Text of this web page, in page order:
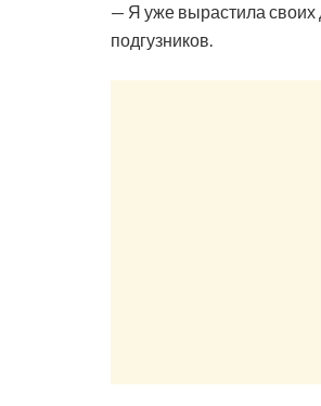
— Я уже вырастила своих
подгузников.